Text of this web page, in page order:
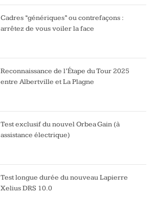
Cadres “génériques” ou contrefaçons :
arrêtez de vous voiler la face
Reconnaissance de l’Étape du Tour 2025
entre Albertville et La Plagne
Test exclusif du nouvel Orbea Gain (à
assistance électrique)
Test longue durée du nouveau Lapierre
Xelius DRS 10.0